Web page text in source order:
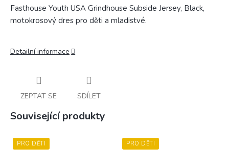
Fasthouse Youth USA Grindhouse Subside Jersey, Black,
motokrosový dres pro děti a mladistvé.
Detailní informace
ZEPTAT SE SDÍLET
Související produkty
PRO DĚTI PRO DĚTI